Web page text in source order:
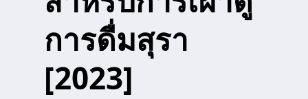
การดื่มสุรา
[2023]